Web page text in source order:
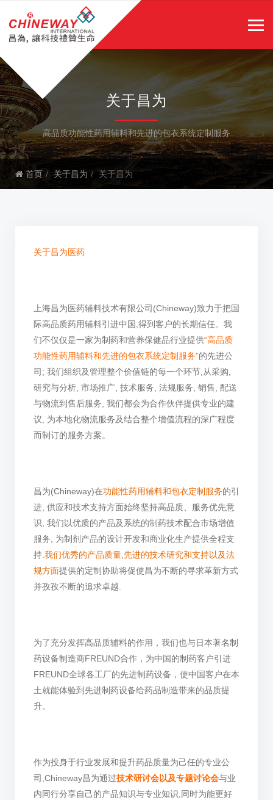
关于昌为
高品质功能性药用辅料和先进的包衣系统定制服务
首页 关于昌为 关于昌为
关于昌为医药
上海昌为医药辅料技术有限公司(Chineway)致力于把国
际高品质药用辅料引进中国,得到客户的长期信任。我
们不仅仅是一家为制药和营养保健品行业提供“高品质
功能性药用辅料和先进的包衣系统定制服务”的先进公
司; 我们组织及管理整个价值链的每一个环节,从采购,
研究与分析, 市场推广, 技术服务, 法规服务, 销售, 配送
与物流到售后服务, 我们都会为合作伙伴提供专业的建
议, 为本地化物流服务及结合整个增值流程的深广程度
而制订的服务方案。
昌为(Chineway)在功能性药用辅料和包衣定制服务的引
进, 供应和技术支持方面始终坚持高品质、服务优先意
识, 我们以优质的产品及系统的制药技术配合市场增值
服务, 为制剂产品的设计开发和商业化生产提供全程支
持. 我们优秀的产品质量,先进的技术研究和支持以及法
规方面提供的定制协助将促使昌为不断的寻求革新方式
并孜孜不断的追求卓越.
为了充分发挥高品质辅料的作用，我们也与日本著名制
药设备制造商FREUND合作，为中国的制药客户引进
FREUND全球各工厂的先进制药设备，使中国客户在本
土就能体验到先进制药设备给药品制造带来的品质提
升。
作为投身于行业发展和提升药品质量为己任的专业公
司,Chineway昌为通过技术研讨会以及专题讨论会与业
内同行分享自己的产品知识与专业知识,同时为能更好